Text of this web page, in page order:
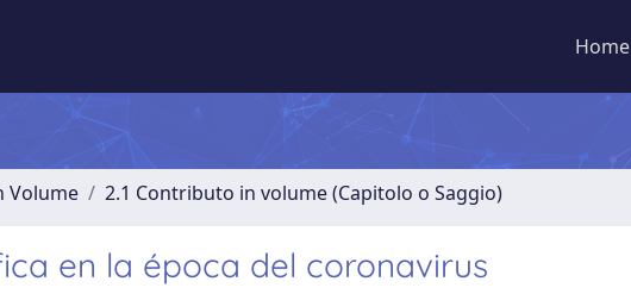
Home
Volume 2.1 Contributo in volume (Capitolo o Saggio)
en la época del coronavirus